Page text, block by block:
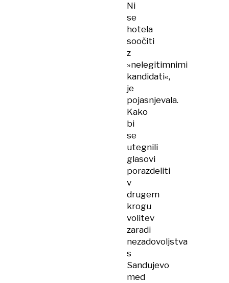
Ni
se
hotela
soočiti
z
»nelegitimnimi
kandidati«,
je
pojasnjevala.
Kako
bi
se
utegnili
glasovi
porazdeliti
v
drugem
krogu
volitev
zaradi
nezadovoljstva
s
Sandujevo
med